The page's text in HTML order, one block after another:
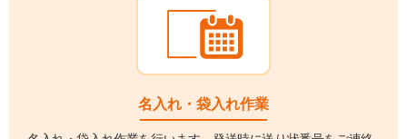
名入れ・袋入れ作業